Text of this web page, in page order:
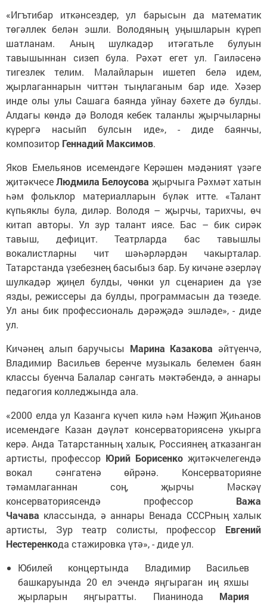
«Игътибар иткәнсездер, ул барысын да математик
төгәллек белән эшли. Володяның уңышларын күреп
шатланам. Аның шулкадәр итәгатьле булуын
тавышыннан сизеп була. Рәхәт егет ул. Гаиләсенә
тигезлек телим. Малайларын ишетеп белә идем,
җырлаганнарын читтән тыңлаганым бар иде. Хәзер
инде олы улы Сашага баянда уйнау бәхете дә булды.
Алдагы көндә дә Володя кебек таланлы җырчыларны
күрергә насыйп булсын иде», - диде баянчы,
композитор Геннадий Максимов.
Яков Емельянов исемендәге Керәшен мәдәният үзәге
җитәкчесеЛюдмила Белоусова җырчыга Рәхмәт хатын
һәм фольклор материалларын бүләк итте. «Талант
күпьяклы була, диләр. Володя – җырчы, тарихчы, өч
китап авторы. Ул зур талант иясе. Бас – бик сирәк
тавыш, дефицит. Театрларда бас тавышлы
вокалистларны чит шәһәрләрдән чакырталар.
Татарстанда үзебезнең басыбыз бар. Бу кичәне әзерләү
шулкадәр җиңел булды, чөнки ул сценариен да үзе
язды, режиссеры да булды, программасын да төзеде.
Ул аны бик профессиональ дәрәҗәдә эшләде», - диде
ул.
Кичәнең алып баручысы Марина Казакова әйтүенчә,
Владимир Васильев беренче музыкаль белемен баян
классы буенча Балалар сәнгать мәктәбендә, ә аннары
педагогия колледжында ала.
«2000 елда ул Казанга күчеп килә һәм Нәҗип Җиһанов
исемендәге Казан дәүләт консерваториясенә укырга
керә. Анда Татарстанның халык, Россиянең атказанган
артисты, профессор Юрий Борисенко җитәкчелегендә
вокал сәнгатенә өйрәнә. Консерваторияне
тәмамлаганнан соң, җырчы Мәскәү
консерваториясендә профессор Важа
Чачава классында, ә аннары Венада СССРның халык
артисты, Зур театр солисты, профессор Евгений
Нестеренкода стажировка үтә», - диде ул.
Юбилей концертында Владимир Васильев
башкаруында 20 ел эчендә яңгыраган иң яхшы
җырларын яңгыратты. Пианинода Мария